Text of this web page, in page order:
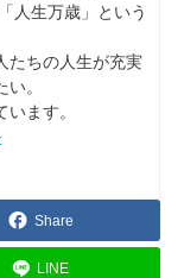
人生万歳」という
たちの人生が充実
。
ます。
Share
LINE